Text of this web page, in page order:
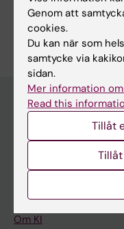
Forskarutbildning
Forskning
Om KI
Genom att
cookies.
Du kan när som
samtycke via
sidan.
Mer information
Read this
Tillåt